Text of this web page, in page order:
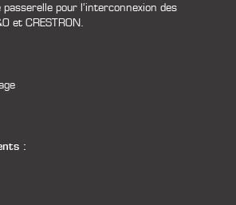
passerelle pour l’interconnexion des
et CRESTRON.
: